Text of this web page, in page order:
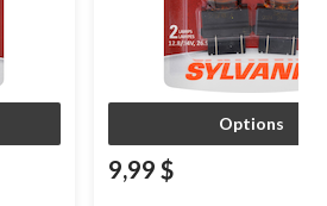
Options
9,99 $